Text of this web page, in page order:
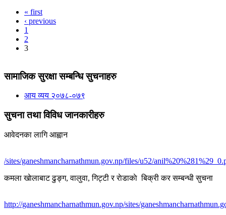
« first
‹ previous
1
2
3
सामाजिक सुरक्षा सम्बन्धि सुचनाहरु
आय व्यय २०७८-०७९
सुचना तथा विविध जानकारीहरु
आवेदनका लागि आह्वान
/sites/ganeshmancharnathmun.gov.np/files/u52/
कमला खाेलाबाट ढु‌ङ्ग, वालुवा, गिट्टी र राेडाकाे बिक्री कर सम्बन्धी सुचना
http://ganeshmancharnathmun.gov.np/sites/